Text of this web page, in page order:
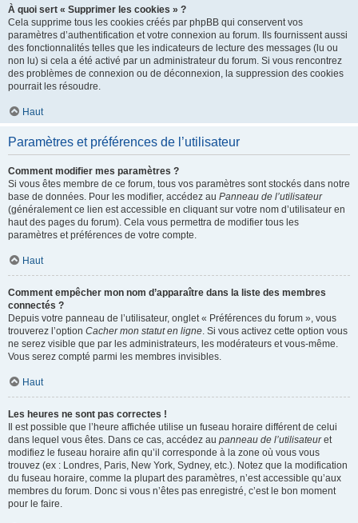
À quoi sert « Supprimer les cookies » ?
Cela supprime tous les cookies créés par phpBB qui conservent vos
paramètres d’authentification et votre connexion au forum. Ils fournissent aussi
des fonctionnalités telles que les indicateurs de lecture des messages (lu ou
non lu) si cela a été activé par un administrateur du forum. Si vous rencontrez
des problèmes de connexion ou de déconnexion, la suppression des cookies
pourrait les résoudre.
Haut
Paramètres et préférences de l’utilisateur
Comment modifier mes paramètres ?
Si vous êtes membre de ce forum, tous vos paramètres sont stockés dans notre
base de données. Pour les modifier, accédez au Panneau de l’utilisateur
(généralement ce lien est accessible en cliquant sur votre nom d’utilisateur en
haut des pages du forum). Cela vous permettra de modifier tous les
paramètres et préférences de votre compte.
Haut
Comment empêcher mon nom d’apparaître dans la liste des membres
connectés ?
Depuis votre panneau de l’utilisateur, onglet « Préférences du forum », vous
trouverez l’option Cacher mon statut en ligne. Si vous activez cette option vous
ne serez visible que par les administrateurs, les modérateurs et vous-même.
Vous serez compté parmi les membres invisibles.
Haut
Les heures ne sont pas correctes !
Il est possible que l’heure affichée utilise un fuseau horaire différent de celui
dans lequel vous êtes. Dans ce cas, accédez au panneau de l’utilisateuret
modifiez le fuseau horaire afin qu’il corresponde à la zone où vous vous
trouvez (ex : Londres, Paris, New York, Sydney, etc.). Notez que la modification
du fuseau horaire, comme la plupart des paramètres, n’est accessible qu’aux
membres du forum. Donc si vous n’êtes pas enregistré, c’est le bon moment
pour le faire.